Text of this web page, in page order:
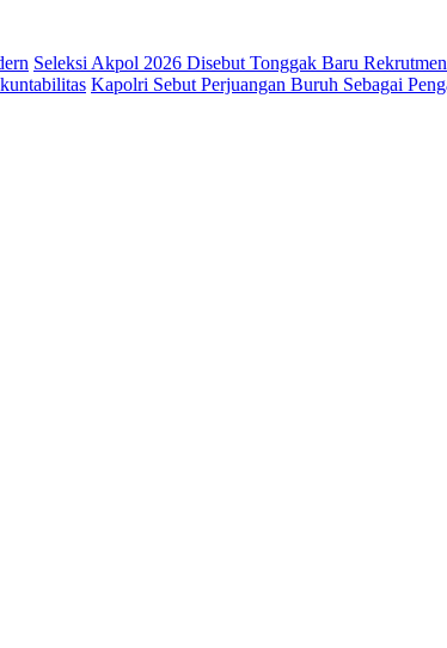
Seleksi Akpol 2026 Disebut Tonggak Baru
Kapolri Sebut Perjuangan Buruh Sebagai